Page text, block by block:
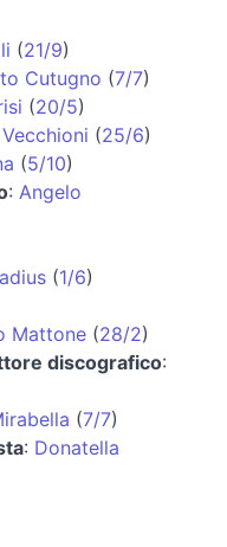
(21/9)
Cutugno (7/7)
(20/5)
(25/6)
(5/10)
: Angelo
(1/6)
Mattone (28/2)
discografico:
(7/7)
: Donatella